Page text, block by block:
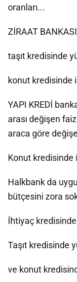
oranları...
ZİRAAT
taşıt kredisinde
konut kredisinde
YAPI KREDİ
arası değişen
araca göre
Konut kredisinde
Halkbank da
bütçesini zora
İhtiyaç
Taşıt kredisinde
ve konut